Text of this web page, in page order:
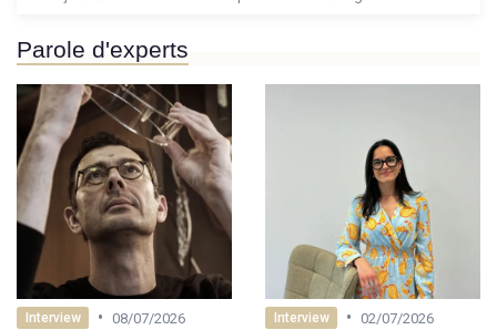
Parole d'experts
Interview • 08/07/2026
Interview • 02/07/2026